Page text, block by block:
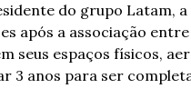
do grupo Latam,
após a associação
seus espaços físicos,
3 anos para ser